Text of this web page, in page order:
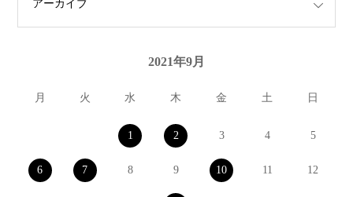
2021年9月
月 火 水 木 金 土 日
1 2 3 4 5
6 7 8 9 10 11 12